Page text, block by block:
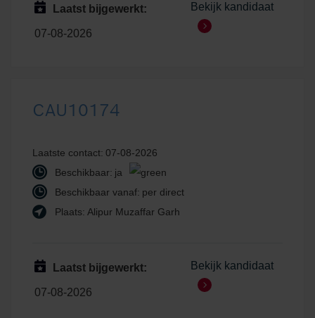
Laatst bijgewerkt:
07-08-2026
Bekijk kandidaat
CAU10174
Laatste contact: 07-08-2026
Beschikbaar: ja
Beschikbaar vanaf: per direct
Plaats: Alipur Muzaffar Garh
Laatst bijgewerkt:
07-08-2026
Bekijk kandidaat